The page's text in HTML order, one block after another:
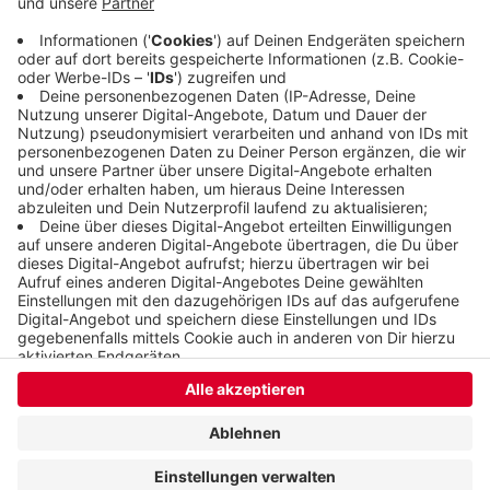
Jugendhospiz Burgholz.
Veröffentlicht:Dienstag, 12.11.2019 09:42
Anzeige
Anzeige